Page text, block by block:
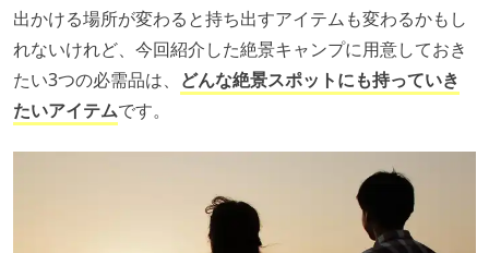
出かける場所が変わると持ち出すアイテムも変わるかもし
れないけれど、今回紹介した絶景キャンプに用意しておき
たい3つの必需品は、 どんな絶景スポットにも持っていき
たいアイテムです。